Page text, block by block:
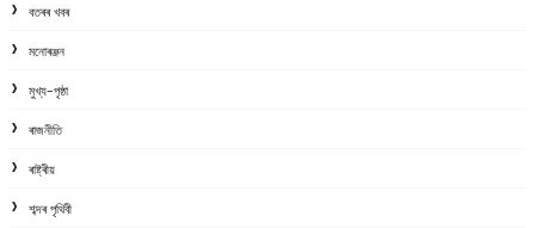
বতৰৰ খবৰ
মনোৰঞ্জন
মুখ্য-পৃষ্ঠা
ৰাজনীতি
ৰাষ্ট্ৰীয়
শব্দৰ পৃথিবী